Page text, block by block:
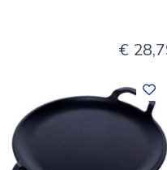
€